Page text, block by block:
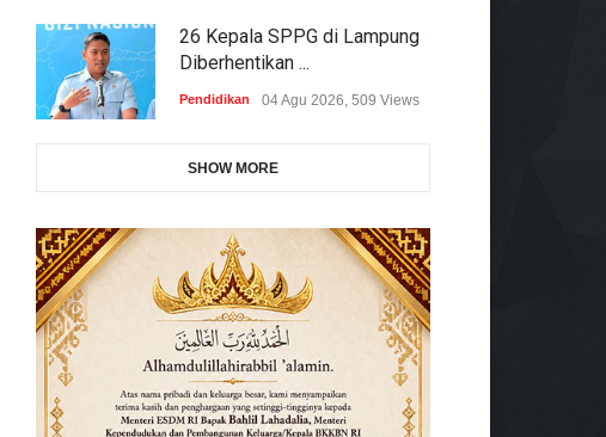
26 Kepala SPPG di Lampung
Diberhentikan ...
Pendidikan 04 Agu 2026, 509 Views
SHOW MORE